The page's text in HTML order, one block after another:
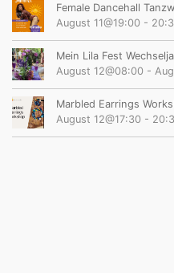
Female Dancehall
August 11@19:00 -
Mein Lila Fest
August 12@08:00 -
Marbled Earrings
August 12@17:30 -